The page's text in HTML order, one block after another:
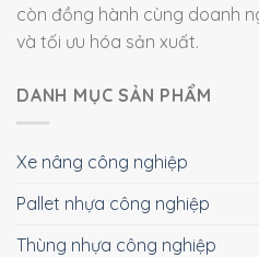
còn đồng hành cùng doanh
và tối ưu hóa sản xuất.
DANH MỤC SẢN PHẨM
Xe nâng công nghiệp
Pallet nhựa công nghiệp
Thùng nhựa công nghiệp